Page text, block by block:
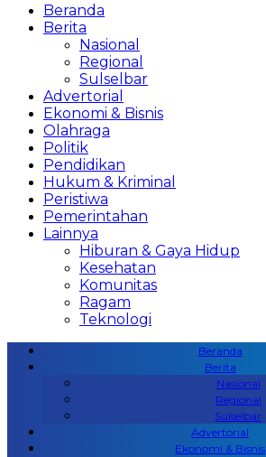
Beranda
Berita
Nasional
Regional
Sulselbar
Advertorial
Ekonomi & Bisnis
Olahraga
Politik
Pendidikan
Hukum & Kriminal
Peristiwa
Pemerintahan
Lainnya
Hiburan & Gaya Hidup
Kesehatan
Komunitas
Ragam
Teknologi
Beranda
Berita
Nasional
Regional
Sulselbar
Advertorial
Ekonomi & Bisnis